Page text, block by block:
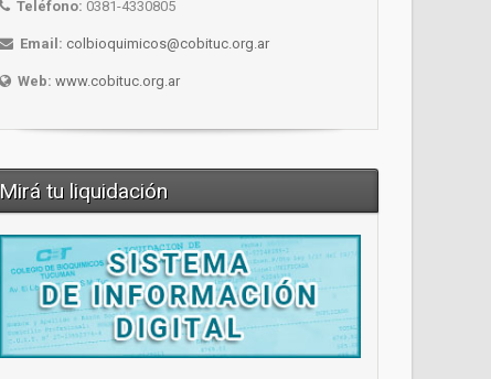
Teléfono: 0381-4330805
Email: colbioquimicos@cobituc.org.ar
Web: www.cobituc.org.ar
Mirá tu liquidación